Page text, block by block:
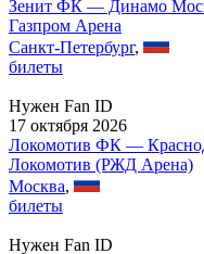
Зенит ФК — Динамо
Газпром Арена
Санкт-Петербург,
билеты
Нужен Fan ID
17 октября 2026
Локомотив ФК —
Локомотив (РЖД Арена)
Москва,
билеты
Нужен Fan ID